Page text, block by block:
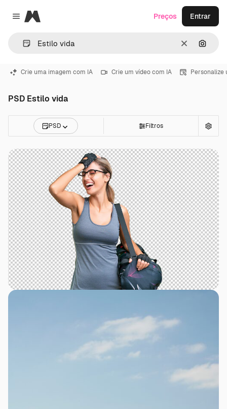
Close menu
Magnific
Limpar
Preços Entrar
Crie uma imagem com IA Crie um vídeo com IA Personalize
PSD Estilo vida
PSD Filtros